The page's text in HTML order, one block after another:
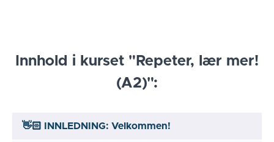
Innhold i kurset "Repeter, lær mer!
(A2)":
👋🏻 INNLEDNING: Velkommen!